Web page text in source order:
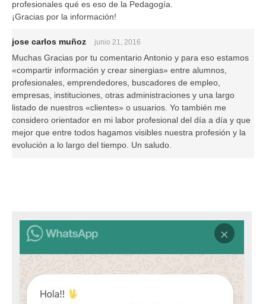
profesionales qué es eso de la Pedagogía.
¡Gracias por la información!
jose carlos muñoz junio 21, 2016
Muchas Gracias por tu comentario Antonio y para eso estamos
«compartir información y crear sinergias» entre alumnos,
profesionales, emprendedores, buscadores de empleo,
empresas, instituciones, otras administraciones y una largo
listado de nuestros «clientes» o usuarios. Yo también me
considero orientador en mi labor profesional del día a día y que
mejor que entre todos hagamos visibles nuestra profesión y la
evolución a lo largo del tiempo. Un saludo.